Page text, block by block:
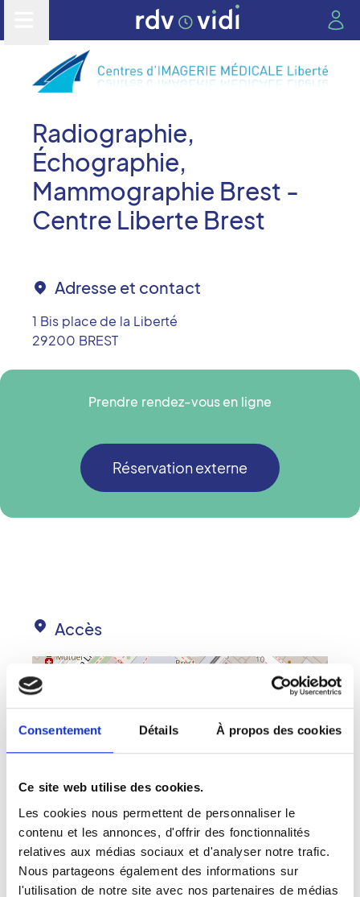
Consentement Détails À propos des cookies
Ce site web utilise des cookies.
Les cookies nous permettent de personnaliser le
contenu et les annonces, d'offrir des fonctionnalités
relatives aux médias sociaux et d'analyser notre trafic.
Nous partageons également des informations sur
l'utilisation de notre site avec nos partenaires de médias
Radiographie,
Échographie,
Mammographie Brest -
Centre Liberte Brest
Adresse et contact
1 Bis place de la Liberté
29200 BREST
Prendre rendez-vous en ligne
Réservation externe
Accès
Leaflet ©OpenStreetMapcontributors